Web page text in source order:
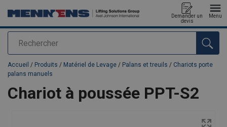
Rechercher
Demander un
devis
Menu
Ajouté au panier
Accueil / Produits / Matériel de Levage / Palans et treuils / Chariots porte
palans manuels
Chariot à poussée PPT-S2